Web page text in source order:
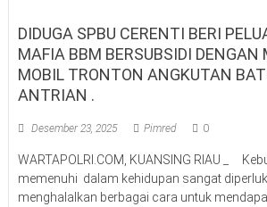
DIDUGA SPBU CERENTI BERI
MAFIA BBM BERSUBSIDI DENGAN
MOBIL TRONTON ANGKUTAN
ANTRIAN .
Desember 23, 2025 Pimred 0
WARTAPOLRI.COM, KUANSING RIAU _
memenuhi dalam kehidupan sangat
menghalalkan berbagai cara untuk